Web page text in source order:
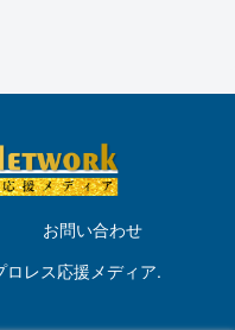
お問い合わせ
レス応援メディア.